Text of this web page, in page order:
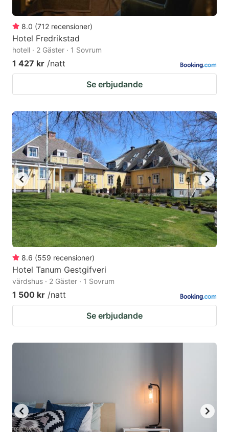
8.0 (712 recensioner)
Hotel Fredrikstad
hotell · 2 Gäster · 1 Sovrum
1 427 kr /natt
Se erbjudande
8.6 (559 recensioner)
Hotel Tanum Gestgifveri
värdshus · 2 Gäster · 1 Sovrum
1 500 kr /natt
Se erbjudande